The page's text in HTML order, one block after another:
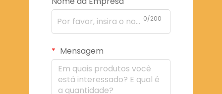
0/200
Mensagem